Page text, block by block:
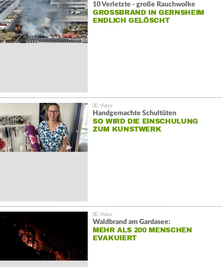
10 Verletzte - große Rauchwolke
GROSSBRAND IN GERNSHEIM E
NDLICH GELÖSCHT
Handgemachte Schultüten
SO WIRD DIE EINSCHULUNG
ZUM KUNSTWERK
Waldbrand am Gardasee:
MEHR ALS 200 MENSCHEN
EVAKUIERT